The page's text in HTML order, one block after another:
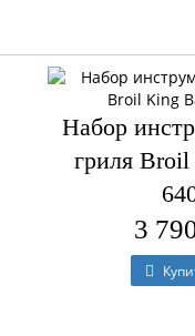
Набор
гриля
3